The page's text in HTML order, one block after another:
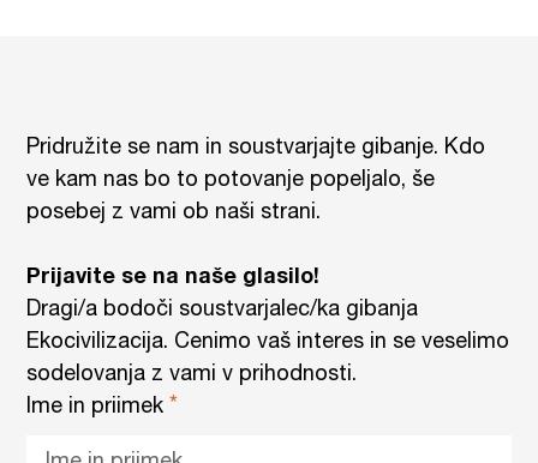
Pridružite se nam in soustvarjajte gibanje. Kdo
ve kam nas bo to potovanje popeljalo, še
posebej z vami ob naši strani.
Prijavite se na naše glasilo!
Dragi/a bodoči soustvarjalec/ka gibanja
Ekocivilizacija. Cenimo vaš interes in se veselimo
sodelovanja z vami v prihodnosti.
Ime in priimek